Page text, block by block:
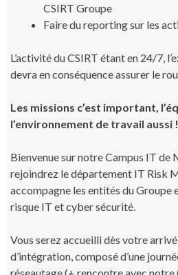
CSIRT Groupe
Faire du reporting sur les
L’activité du CSIRT étant en 24/7,
devra en conséquence assurer le
Les missions c’est important,
l’environnement de travail aussi !
Bienvenue sur notre Campus IT de
rejoindrez le département IT Risk
accompagne les entités du Groupe
risque IT et cyber sécurité.
Vous serez accueilli dès votre
d’intégration, composé d’une